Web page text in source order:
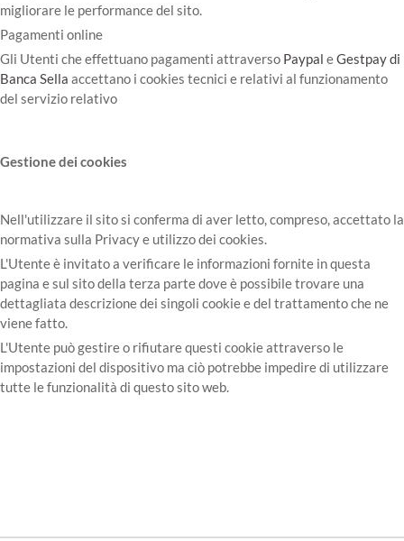
migliorare le performance del sito.
Pagamenti online
Gli Utenti che effettuano pagamenti attraverso Paypal eGestpay di
Banca Sella accettano i cookies tecnici e relativi al funzionamento
del servizio relativo
Gestione dei cookies
Nell'utilizzare il sito si conferma di aver letto, compreso, accettato la
normativa sulla Privacy e utilizzo dei cookies.
L'Utente è invitato a verificare le informazioni fornite in questa
pagina e sul sito della terza parte dove è possibile trovare una
dettagliata descrizione dei singoli cookie e del trattamento che ne
viene fatto.
L'Utente può gestire o rifiutare questi cookie attraverso le
impostazioni del dispositivo ma ciò potrebbe impedire di utilizzare
tutte le funzionalità di questo sito web.